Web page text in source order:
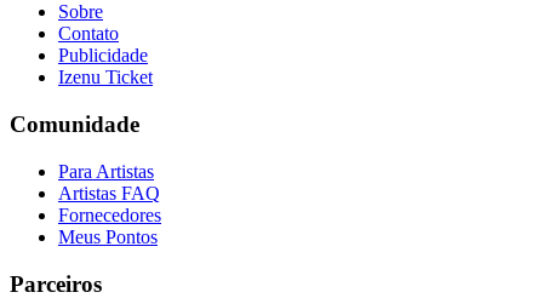
Sobre
Contato
Publicidade
Izenu Ticket
Comunidade
Para Artistas
Artistas FAQ
Fornecedores
Meus Pontos
Parceiros